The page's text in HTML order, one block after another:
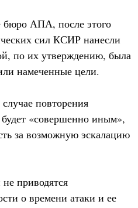
бюро АПА, после этого
сил КСИР нанесли
по их утверждению, была
намеченные цели.
повторения
«совершенно иным»,
за возможную эскалацию
приводятся
о времени атаки и ее